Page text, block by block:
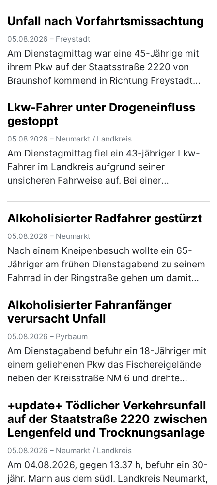
samt E-Satz von einem Citroen, der auf einem
Parkplatz n…(mehr)
Unfall nach Vorfahrtsmissachtung
05.08.2026 – Freystadt
Am Dienstagmittag war eine 45-Jährige mit
ihrem Pkw auf der Staatsstraße 2220 von
Braunshof kommend in Richtung Freystadt
Staatsstraße 2238 die Vorfahrt eine… (mehr)
Lkw-Fahrer unter Drogeneinfluss
gestoppt
05.08.2026 – Neumarkt / Landkreis
Am Dienstagmittag fiel ein 43-jähriger Lkw-
Fahrer im Landkreis aufgrund seiner
unsicheren Fahrweise auf. Bei einer
(mehr)
Alkoholisierter Radfahrer gestürzt
05.08.2026 – Neumarkt
Nach einem Kneipenbesuch wollte ein 65-
Jähriger am frühen Dienstagabend zu seinem
Fahrrad in der Ringstraße gehen um damit
der Herr jedoch aufgrund seiner star…
Alkoholisierter Fahranfänger
verursacht Unfall
05.08.2026 – Pyrbaum
Am Dienstagabend befuhr ein 18-Jähriger mit
einem geliehenen Pkw das Fischereigelände
neben der Kreisstraße NM 6 und drehte
Hierbei verlor der Fahranfänger …(mehr)
+update+ Tödlicher Verkehrsunfall
auf der Staatstraße 2220 zwischen
Lengenfeld und Trocknungsanlage
05.08.2026 – Neumarkt / Landkreis
Am 04.08.2026, gegen 13.37 h, befuhr ein 30-
jähr. Mann aus dem südl. Landkreis Neumarkt,